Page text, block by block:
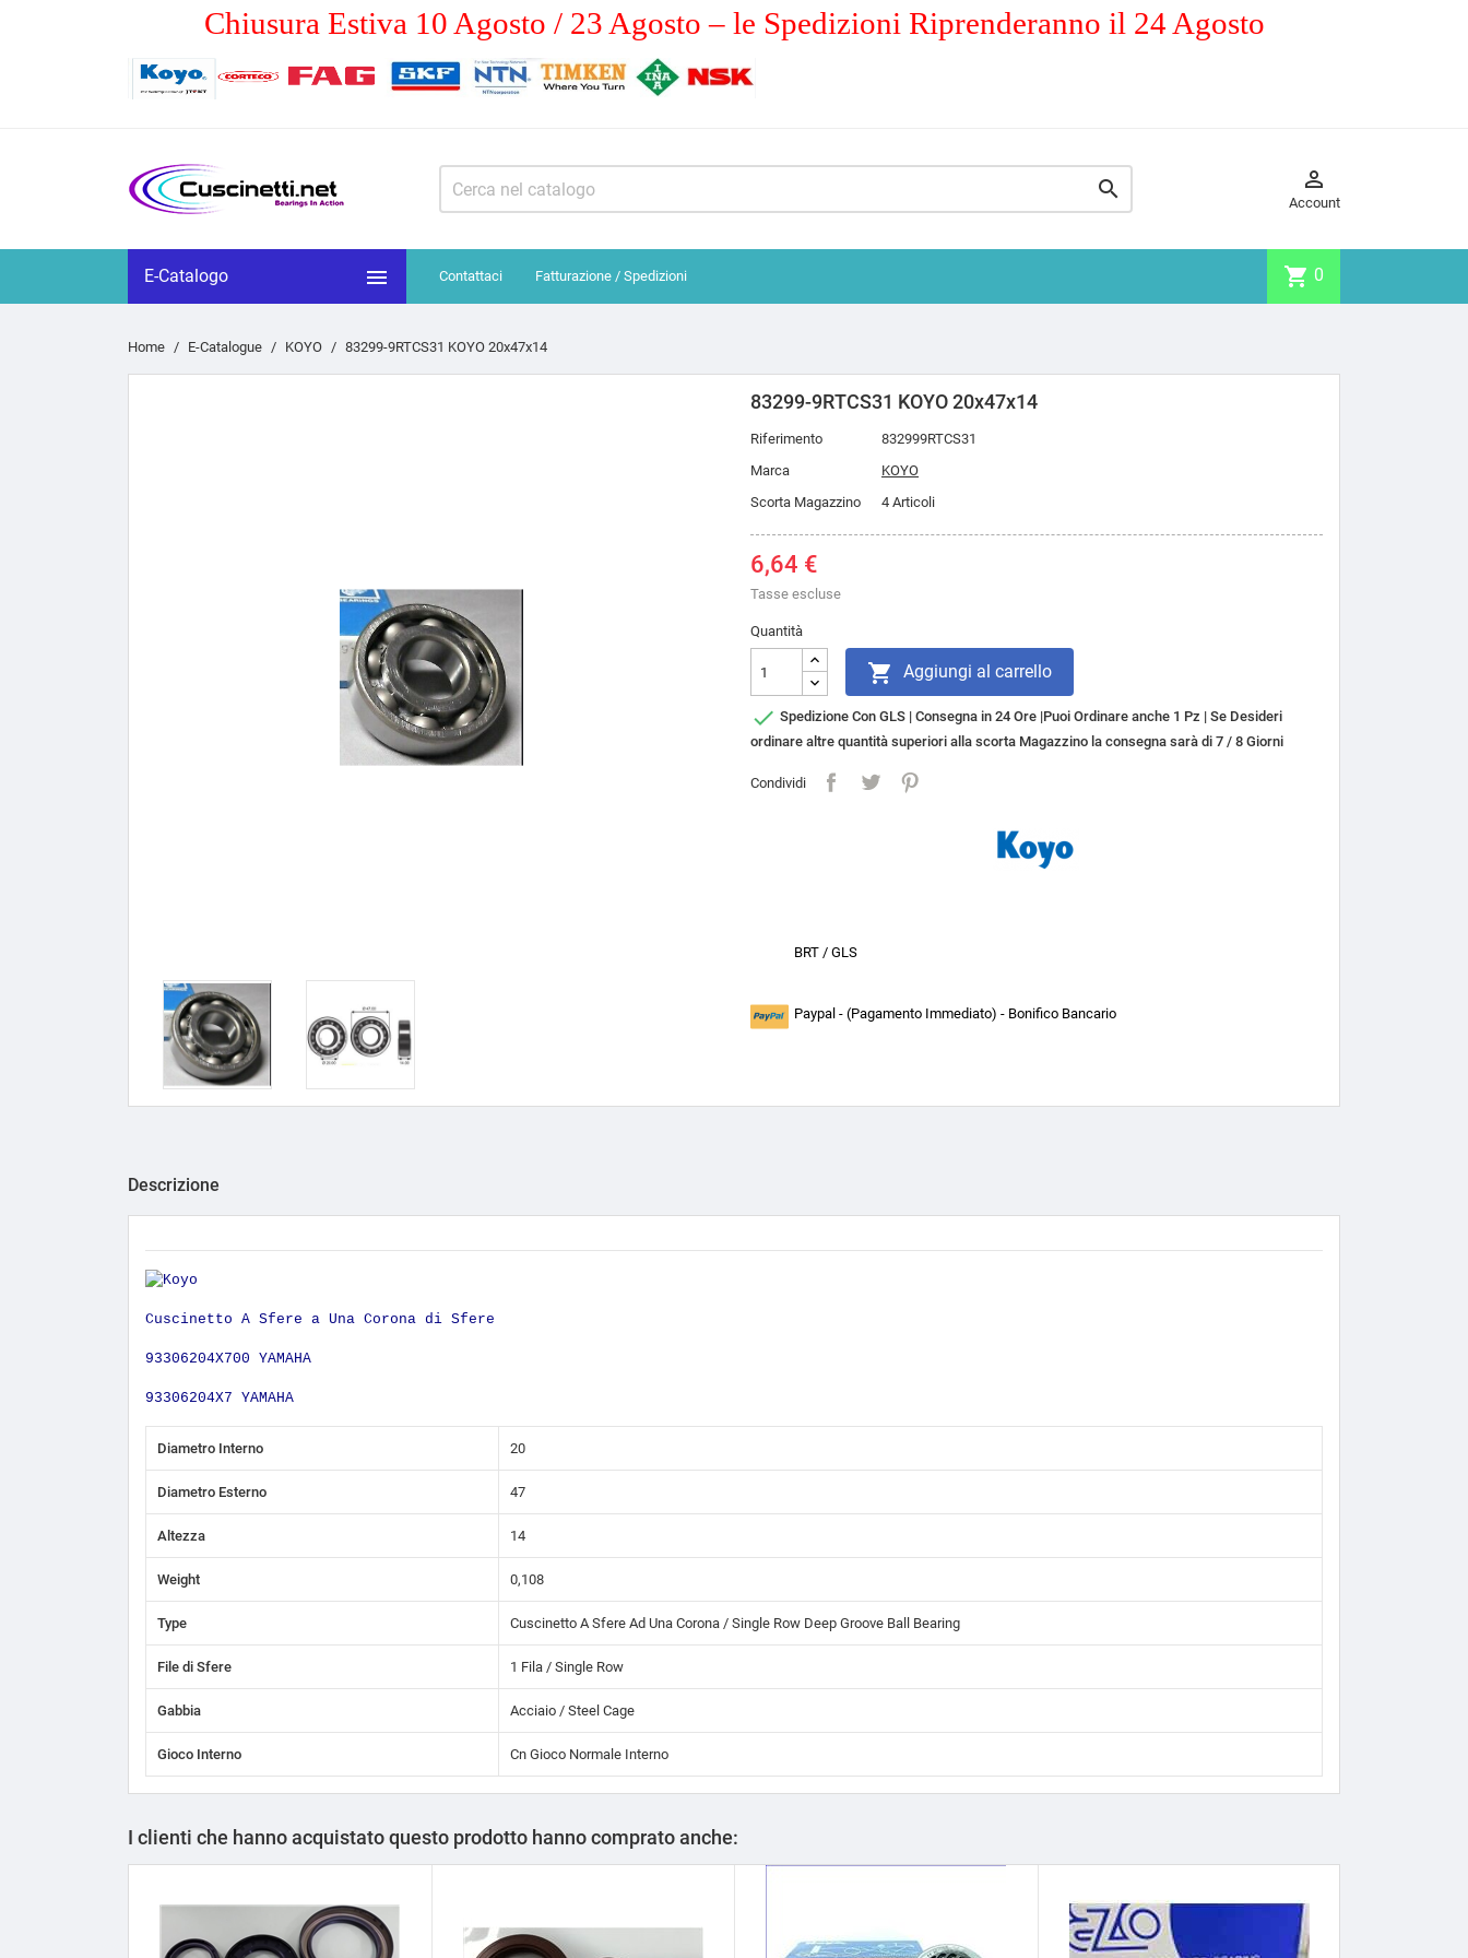
Chiusura Estiva 10 Agosto / 23 Agosto – le Spedizioni Riprenderanno il 24 Agosto
 
Account
E-Catalogo  Contattaci Fatturazione / Spedizioni shopping_cart 0
Home E-Catalogue KOYO 83299-9RTCS31 KOYO 20x47x14
83299-9RTCS31 KOYO 20x47x14
Riferimento
832999RTCS31
Marca
KOYO
Scorta Magazzino
4 Articoli
6,64 €
Tasse escluse
Quantità
 Aggiungi al carrello
 Spedizione Con GLS | Consegna in 24 Ore |Puoi Ordinare anche 1 Pz | Se Desideri
ordinare altre quantità superiori alla scorta Magazzino la consegna sarà di 7 / 8 Giorni
Condividi
BRT / GLS
Paypal - (Pagamento Immediato) - Bonifico Bancario
Descrizione
Cuscinetto A Sfere a Una Corona di Sfere
93306204X700 YAMAHA
93306204X7 YAMAHA
Diametro Interno 20
Diametro Esterno 47
Altezza 14
Weight 0,108
Type Cuscinetto A Sfere Ad Una Corona / Single Row Deep Groove Ball Bearing
File di Sfere 1 Fila / Single Row
Gabbia Acciaio / Steel Cage
Gioco Interno Cn Gioco Normale Interno
I clienti che hanno acquistato questo prodotto hanno comprato anche: